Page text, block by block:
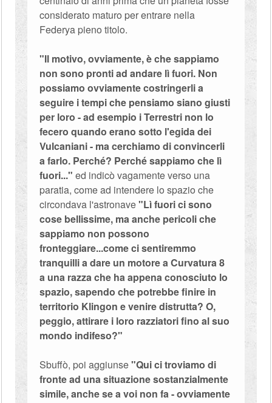
considerato maturo per entrare nella
Federya pieno titolo.
"Il motivo, ovviamente, è che sappiamo
non sono pronti ad andare lì fuori. Non
possiamo ovviamente costringerli a
seguire i tempi che pensiamo siano giusti
per loro - ad esempio i Terrestri non lo
fecero quando erano sotto l'egida dei
Vulcaniani - ma cerchiamo di convincerli
a farlo. Perché? Perché sappiamo che lì
fuori..." ed indicò vagamente verso una
paratia, come ad intendere lo spazio che
circondava l'astronave"Lì fuori ci sono
cose bellissime, ma anche pericoli che
sappiamo non possono
fronteggiare...come ci sentiremmo
tranquilli a dare un motore a Curvatura 8
a una razza che ha appena conosciuto lo
spazio, sapendo che potrebbe finire in
territorio Klingon e venire distrutta? O,
peggio, attirare i loro razziatori fino al suo
mondo indifeso?"
Sbuffò, poi aggiunse"Qui ci troviamo di
fronte ad una situazione sostanzialmente
simile, anche se a voi non fa - ovviamente